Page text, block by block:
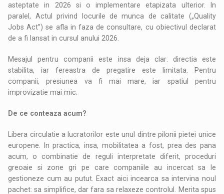
asteptate in 2026 si o implementare etapizata ulterior. In
paralel, Actul privind locurile de munca de calitate („Quality
Jobs Act”) se afla in faza de consultare, cu obiectivul declarat
de a fi lansat in cursul anului 2026.
Mesajul pentru companii este insa deja clar: directia este
stabilita, iar fereastra de pregatire este limitata. Pentru
companii, presiunea va fi mai mare, iar spatiul pentru
improvizatie mai mic.
De ce conteaza acum?
Libera circulatie a lucratorilor este unul dintre pilonii pietei unice
europene. In practica, insa, mobilitatea a fost, prea des pana
acum, o combinatie de reguli interpretate diferit, proceduri
greoaie si zone gri pe care companiile au incercat sa le
gestioneze cum au putut. Exact aici incearca sa intervina noul
pachet: sa simplifice, dar fara sa relaxeze controlul. Merita spus